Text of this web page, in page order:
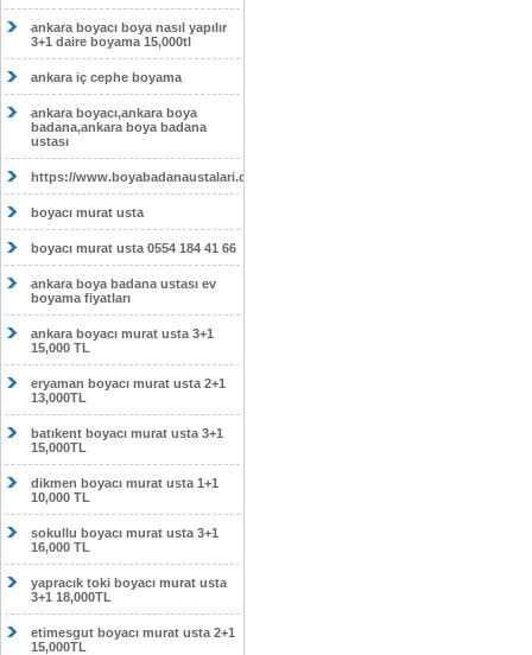
ankara boyacı boya nasıl yapılır
3+1 daire boyama 15,000tl
ankara iç cephe boyama
ankara boyacı,ankara boya
badana,ankara boya badana
ustası
https://www.boyabadanaustalari.com/
boyacı murat usta
boyacı murat usta 0554 184 41 66
ankara boya badana ustası ev
boyama fiyatları
ankara boyacı murat usta 3+1
15,000 TL
eryaman boyacı murat usta 2+1
13,000TL
batıkent boyacı murat usta 3+1
15,000TL
dikmen boyacı murat usta 1+1
10,000 TL
sokullu boyacı murat usta 3+1
16,000 TL
yapracık toki boyacı murat usta
3+1 18,000TL
etimesgut boyacı murat usta 2+1
15,000TL